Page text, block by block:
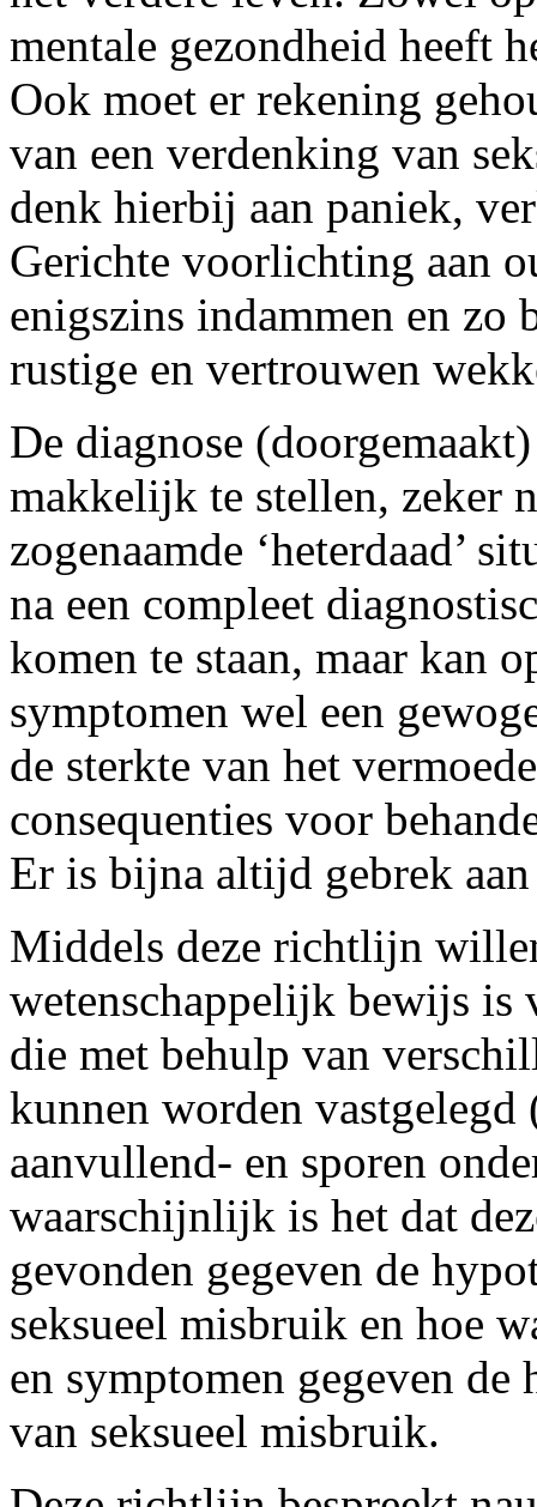
mentale gezondheid heeft
Ook moet er rekening
van een verdenking van
denk hierbij aan paniek,
Gerichte voorlichting aan
enigszins indammen en zo
rustige en vertrouwen
De diagnose
makkelijk te stellen, zeker
zogenaamde ‘heterdaad’
na een compleet
komen te staan, maar kan
symptomen wel een
de sterkte van het
consequenties voor
Er is bijna altijd gebrek aan
Middels deze richtlijn
wetenschappelijk bewijs is
die met behulp van
kunnen worden
aanvullend- en sporen
waarschijnlijk is het dat
gevonden gegeven de
seksueel misbruik en hoe
en symptomen gegeven de
van seksueel misbruik.